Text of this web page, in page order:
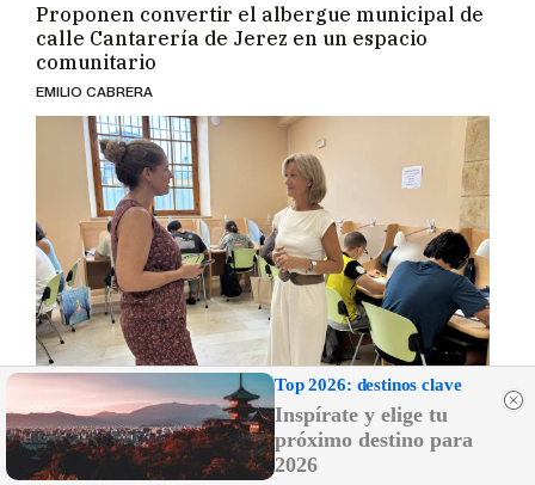
Proponen convertir el albergue municipal de
calle Cantarería de Jerez en un espacio
comunitario
EMILIO CABRERA
Los jerezanos también 'hincan los codos' en
verano: este es el horario del Aula de Estudio
Top 2026: destinos clave
Inspírate y elige tu
próximo destino para
2026